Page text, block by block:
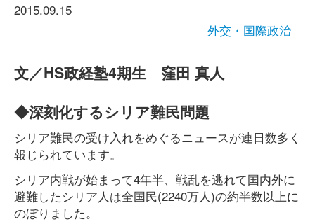
2015.09.15
外交・国際政治
文／HS政経塾4期生 窪田 真人
◆深刻化するシリア難民問題
シリア難民の受け入れをめぐるニュースが連日数多く
報じられています。
シリア内戦が始まって4年半、戦乱を逃れて国内外に
避難したシリア人は全国民(2240万人)の約半数以上に
のぼりました。